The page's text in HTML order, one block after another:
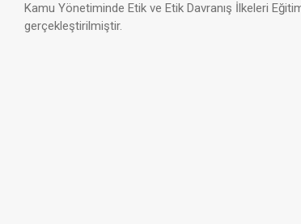
Kamu Yönetiminde Etik ve Etik Davranış İlkeleri
gerçekleştirilmiştir.​